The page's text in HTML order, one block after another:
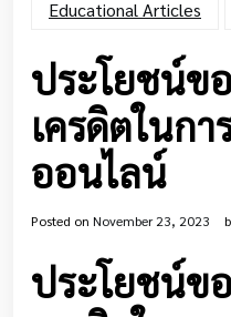
Educational Articles
ประโยชน์ข
เครดิตในก
ออนไลน์
Posted on November 23, 2023
ประโยชน์ข